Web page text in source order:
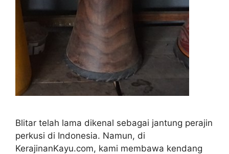
Blitar telah lama dikenal sebagai jantung perajin
perkusi di Indonesia. Namun, di
KerajinanKayu.com, kami membawa kendang